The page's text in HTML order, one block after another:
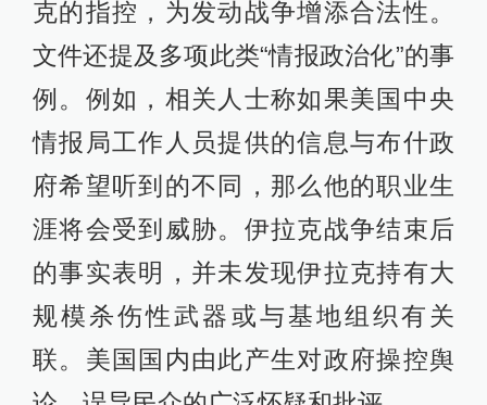
克的指控，为发动战争增添合法性。
文件还提及多项此类“情报政治化”的事
例。例如，相关人士称如果美国中央
情报局工作人员提供的信息与布什政
府希望听到的不同，那么他的职业生
涯将会受到威胁。伊拉克战争结束后
的事实表明，并未发现伊拉克持有大
规模杀伤性武器或与基地组织有关
联。美国国内由此产生对政府操控舆